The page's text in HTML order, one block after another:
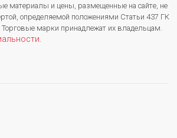
материалы и цены, размещенные на сайте, не
определяемой положениями Статьи 437 ГК
Торговые марки принадлежат их владельцам.
.